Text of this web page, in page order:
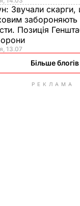
Звучали скарги,
забороняють
Позиція
13.07
Більше блогів
РЕКЛАМА